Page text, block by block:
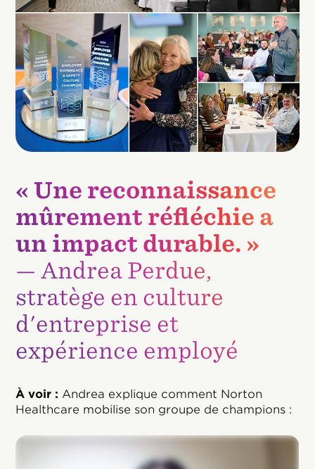
« Une reconnaissance
mûrement réfléchie a
un impact durable. »
— Andrea Perdue,
stratège en culture
d'entreprise et
expérience employé
À voir : Andrea explique comment Norton
Healthcare mobilise son groupe de champions :